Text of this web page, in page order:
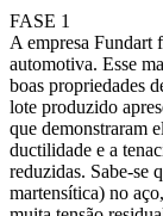
FASE 1
A empresa Fundart
automotiva. Esse
boas propriedades
lote produzido
que demonstraram
ductilidade e a
reduzidas. Sabe-se
martensítica) no